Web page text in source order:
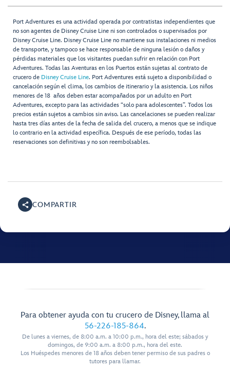
Port Adventures es una actividad operada por contratistas independientes que
no son agentes de Disney Cruise Line ni son controlados o supervisados por
Disney Cruise Line. Disney Cruise Line no mantiene sus instalaciones ni medios
de transporte, y tampoco se hace responsable de ninguna lesión o daños y
pérdidas materiales que los visitantes puedan sufrir en relación con Port
Adventures. Todas las Aventuras en los Puertos están sujetas al contrato de
crucero de Disney Cruise Line. Port Adventures está sujeto a disponibilidad o
cancelación según el clima, los cambios de itinerario y la asistencia. Los niños
menores de 18 años deben estar acompañados por un adulto en Port
Adventures, excepto para las actividades “solo para adolescentes”. Todos los
precios están sujetos a cambios sin aviso. Las cancelaciones se pueden realizar
hasta tres días antes de la fecha de salida del crucero, a menos que se indique
lo contrario en la actividad específica. Después de ese período, todas las
reservaciones son definitivas y no son reembolsables.
COMPARTIR
Para obtener ayuda con tu crucero de Disney, llama al
56-226-185-864.
De lunes a viernes, de 8:00 a.m. a 10:00 p.m., hora del este; sábados y
domingos, de 9:00 a.m. a 8:00 p.m., hora del este.
Los Huéspedes menores de 18 años deben tener permiso de sus padres o
tutores para llamar.